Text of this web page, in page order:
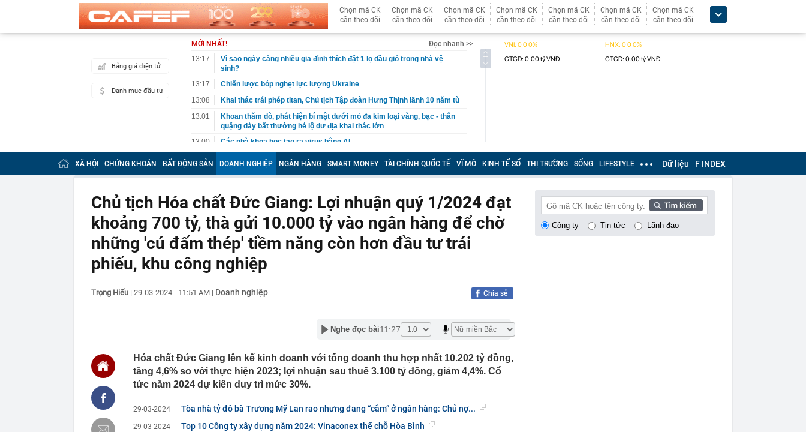
Chọn mã CK
cần theo dõi
Chọn mã CK
cần theo dõi
Chọn mã CK
cần theo dõi
Chọn mã CK
cần theo dõi
Chọn mã CK
cần theo dõi
Chọn mã CK
cần theo dõi
Chọn mã CK
cần theo dõi
Bảng giá điện tử
Danh mục đầu tư
MỚI NHẤT!
Đọc nhanh >>
13:17
Vì sao ngày càng nhiều gia đình thích đặt 1 lọ dầu gió trong nhà vệ
sinh?
13:17
Chiến lược bóp nghẹt lực lượng Ukraine
13:08
Khai thác trái phép titan, Chủ tịch Tập đoàn Hưng Thịnh lãnh 10 năm tù
13:01
Khoan thăm dò, phát hiện bí mật dưới mỏ đa kim loại vàng, bạc - thân
quặng dày bất thường hé lộ dư địa khai thác lớn
13:00
Các nhà khoa học tạo ra virus bằng AI
12:45
Xuân Son xúc động khi trở thành cầu thủ nhập tịch đầu tiên trong lịch
sử đeo băng đội trưởng ĐT Việt Nam
12:21
Vì sao Khánh Sky và Hồ Văn Khoa đến gây rối, nhưng Vua Quạt cũng
bị khởi tố?
12:18
Một yếu tố ngoài bảng cân đối kế toán hé lộ giá trị của "trùm" giải trí
hàng đầu Việt Nam
12:04
Không phải Sa Pa, Việt Nam có 1 nơi mát mẻ quanh năm, chỉ từ 18 độ
C, được đánh giá là vương quốc của các loài lan
12:00
Grab bị phạt 1,36 tỷ đồng
12:00
BẮT KHẨN CẤP giáo viên BẠO HÀNH TRẺ EM; cơ quan Công an
Bão Dolphin quần thảo Nhật Bản khiến 6 người bị thương, giao thông
11:40
Nhà máy lọc dầu doanh thu hơn 100.000 tỷ của Việt Nam lần đầu tiên
xuất bán một loại nhiên liệu mới
11:38
Rắn rất sợ 5 mùi này
ty mẹ sắp chi gần 368 tỷ đồng trả cổ tức trong tháng 8
11:25
10 mỹ nhân mặc sườn xám đẹp nhất Trung Quốc: Vương Sở Nhiên bét
XÃ HỘI CHỨNG KHOÁN BẤT ĐỘNG SẢN DOANH NGHIỆP NGÂN HÀNG SMART MONEY TÀI CHÍNH QUỐC TẾ VĨ MÔ KINH TẾ SỐ THỊ TRƯỜNG SỐNG LIFESTYLE Dữ liệu F INDEX
Chủ tịch Hóa chất Đức Giang: Lợi nhuận quý 1/2024 đạt
khoảng 700 tỷ, thà gửi 10.000 tỷ vào ngân hàng để chờ
những 'cú đấm thép' tiềm năng còn hơn đầu tư trái
phiếu, khu công nghiệp
Trọng Hiếu | 29-03-2024 - 11:51 AM | Doanh nghiệp Chia sẻ
Nghe đọc bài11:27
Hóa chất Đức Giang lên kế kinh doanh với tổng doanh thu hợp nhất 10.202 tỷ đồng,
tăng 4,6% so với thực hiện 2023; lợi nhuận sau thuế 3.100 tỷ đồng, giảm 4,4%. Cổ
tức năm 2024 dự kiến duy trì mức 30%.
29-03-2024 Tòa nhà tỷ đô bà Trương Mỹ Lan rao nhưng đang “cắm” ở ngân hàng: Chủ nợ...
29-03-2024 Top 10 Công ty xây dựng năm 2024: Vinaconex thế chỗ Hòa Bình
Công ty Tin tức Lãnh đạo